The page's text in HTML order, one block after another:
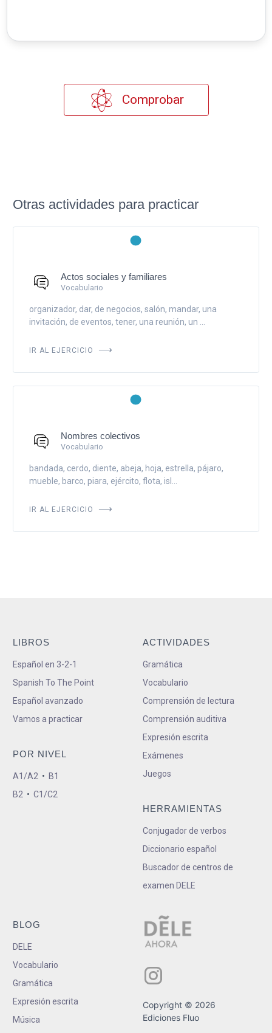
Comprobar
Otras actividades para practicar
Actos sociales y familiares
Vocabulario
organizador, dar, de negocios, salón, mandar, una
invitación, de eventos, tener, una reunión, un ...
IR AL EJERCICIO
Nombres colectivos
Vocabulario
bandada, cerdo, diente, abeja, hoja, estrella, pájaro,
mueble, barco, piara, ejército, flota, isl...
IR AL EJERCICIO
LIBROS
Español en 3-2-1
Spanish To The Point
Español avanzado
Vamos a practicar
POR NIVEL
A1/A2 • B1
B2 • C1/C2
ACTIVIDADES
Gramática
Vocabulario
Comprensión de lectura
Comprensión auditiva
Expresión escrita
Exámenes
Juegos
HERRAMIENTAS
Conjugador de verbos
Diccionario español
Buscador de centros de
examen DELE
BLOG
DELE
Vocabulario
Gramática
Expresión escrita
Música
Copyright © 2026
Ediciones Fluo